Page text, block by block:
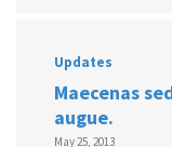
Updates
Maecenas
augue.
May 25, 2013